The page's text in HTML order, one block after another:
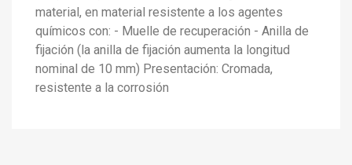
Ajouter à ma liste d'envies×
add_circle_outline
Créer une nouvelle liste
Nom de la liste d'envies
Vous devez être connecté pour ajouter des produits à
votre liste d'envies.
Annuler
material, en material resistente a los agentes
químicos con: - Muelle de recuperación - Anilla de
fijación (la anilla de fijación aumenta la longitud
nominal de 10 mm) Presentación: Cromada,
resistente a la corrosión